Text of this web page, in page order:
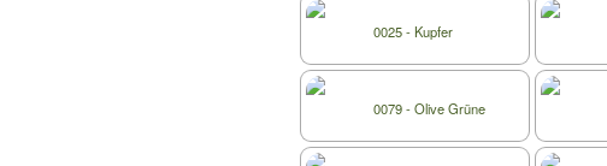
0025 - Kupfer
0079 - Olive Grüne